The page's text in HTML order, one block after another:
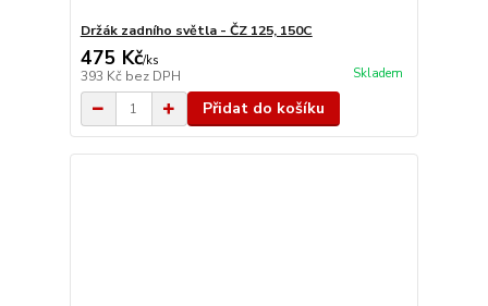
Držák zadního světla - ČZ 125, 150C
475 Kč/ks
393 Kč bez DPH Skladem
Přidat do košíku